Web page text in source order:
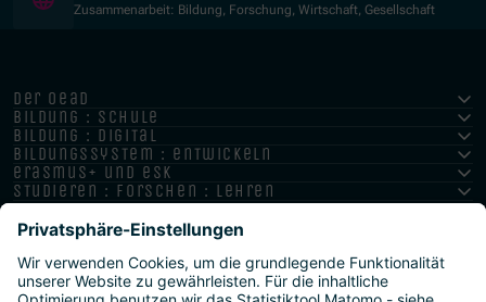
Zusammenarbeit: Bildung, Forschung, Wirtschaft, Gesellschaft
der oead
bildung : schule
bildung : digital
bildungssystem : entwickeln
erasmus+ und esk
studieren : forschen : lehren
hochschule : strategie : international